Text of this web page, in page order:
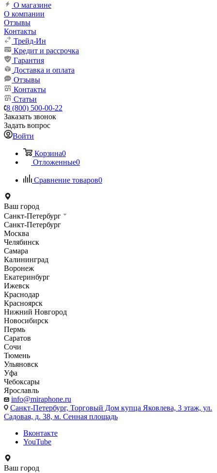
О магазине
О компании
Отзывы
Контакты
Трейд-Ин
Кредит и рассрочка
Гарантия
Доставка и оплата
Отзывы
Контакты
Статьи
8 (800) 500-00-22
Заказать звонок
Задать вопрос
Войти
Корзина0
Отложенные0
Сравнение товаров0
Ваш город
Санкт-Петербург
Санкт-Петербург
Москва
Челябинск
Самара
Калининград
Воронеж
Екатеринбург
Ижевск
Краснодар
Красноярск
Нижний Новгород
Новосибирск
Пермь
Саратов
Сочи
Тюмень
Ульяновск
Уфа
Чебоксары
Ярославль
info@miraphone.ru
Санкт-Петербург, Торговый Дом купца Яковлева, 3 этаж, ул.
Садовая, д. 38, м. Сенная площадь
Вконтакте
YouTube
Ваш город